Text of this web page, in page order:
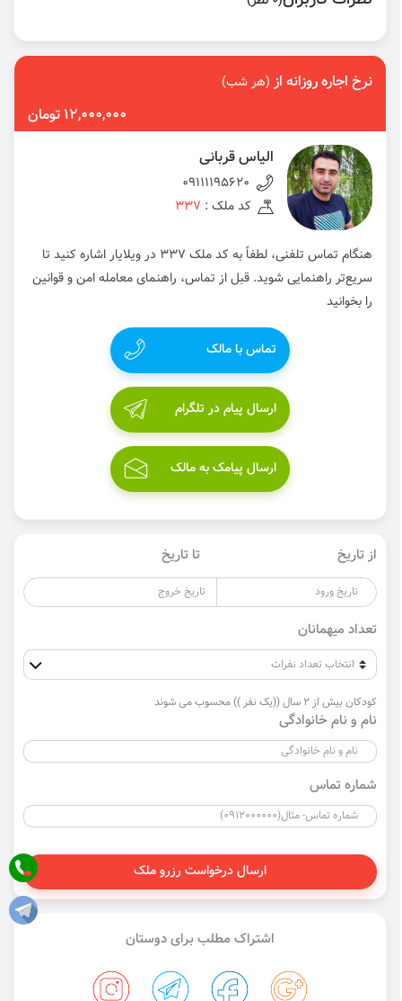
نرخ اجاره روزانه از(هر شب)
12,000,000 تومان
الیاس قربانی
09111195620
کد ملک : 337
هنگام تماس تلفنی، لطفاً به کد ملک 337 در ویلایار اشاره کنید تا
سریع‌تر راهنمایی شوید. قبل از تماس، راهنمای معامله امن و قوانین
را بخوانید
تماس با مالک
ارسال پیام در تلگرام
ارسال پیامک به مالک
از تاریخ تا تاریخ
تعداد میهمانان
کودکان بیش از 2 سال ((یک نفر )) محسوب می شوند
نام و نام خانوادگی
شماره تماس
ارسال درخواست رزرو ملک
اشتراک مطلب برای دوستان